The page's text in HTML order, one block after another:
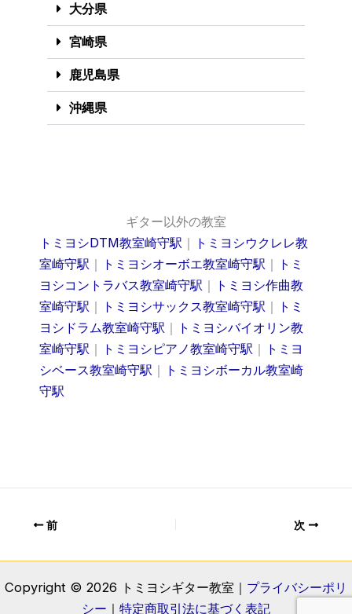
大分県
宮崎県
鹿児島県
沖縄県
ギター以外の教室
トミヨシDTM教室崎守駅 ｜ トミヨシウクレレ教
室崎守駅 ｜ トミヨシオーボエ教室崎守駅 ｜ トミ
ヨシコントラバス教室崎守駅 ｜ トミヨシ作曲教
室崎守駅 ｜ トミヨシサックス教室崎守駅 ｜ トミ
ヨシドラム教室崎守駅 ｜ トミヨシバイオリン教
室崎守駅 ｜ トミヨシピアノ教室崎守駅 ｜ トミヨ
シベース教室崎守駅 ｜ トミヨシボーカル教室崎
守駅
前 次
Copyright © 2026 トミヨシギター教室｜ プライバシーポリ
シー ｜ 特定商取引法に基づく表記